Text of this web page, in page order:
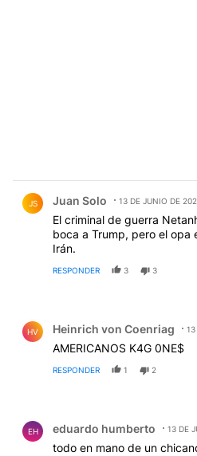
JS Juan Solo 13 DE JUNIO DE
El criminal de guerra
boca a Trump, pero el opa
Irán.
RESPONDER 3 3
HV Heinrich von Coenriag 13
AMERICANOS K4G 0NE$
RESPONDER 1 2
EH eduardo humberto 13 DE
todo en mano de un